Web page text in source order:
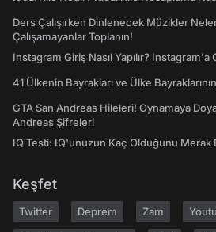
Ders Çalışırken Dinlenecek Müzikler
Çalışamayanlar Toplanın!
Instagram Giriş Nasıl Yapılır?
41 Ülkenin Bayrakları ve Ülke
GTA San Andreas Hileleri! Oynamaya
Andreas Şifreleri
IQ Testi: IQ'unuzun Kaç Olduğunu Merak
Keşfet
Twitter Deprem Zam